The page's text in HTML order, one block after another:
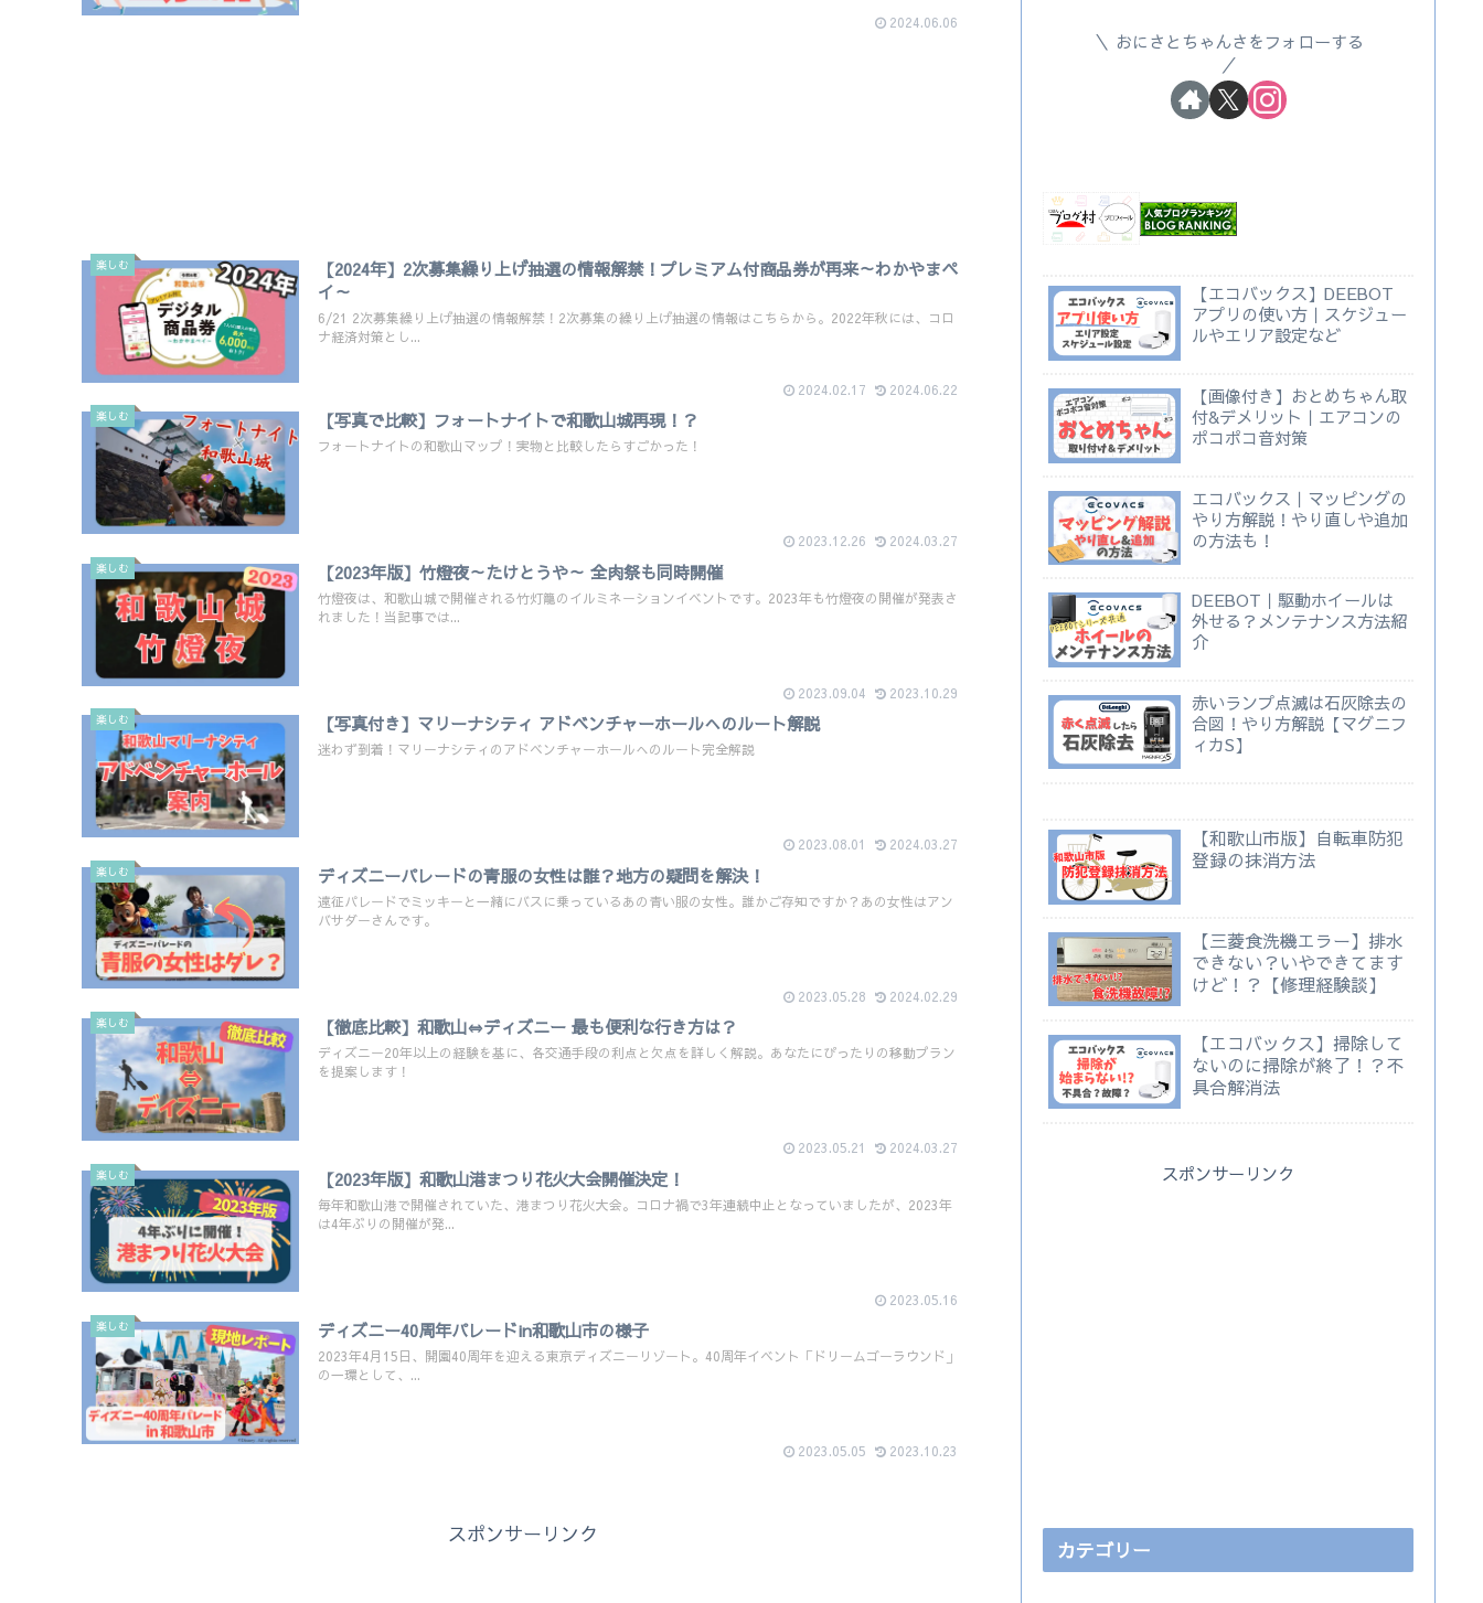
2024.06.06
楽しむ
【2024年】2次募集繰り上げ抽選の情報解禁！プレミアム付商品券が再来～わかやまペ
イ～
6/21 2次募集繰り上げ抽選の情報解禁！2次募集の繰り上げ抽選の情報はこちらから。2022年秋には、コロ
ナ経済対策とし...
2024.02.17 2024.06.22
楽しむ 【写真で比較】フォートナイトで和歌山城再現！？
フォートナイトの和歌山マップ！実物と比較したらすごかった！
2023.12.26 2024.03.27
楽しむ 【2023年版】竹燈夜～たけとうや～ 全肉祭も同時開催
竹燈夜は、和歌山城で開催される竹灯籠のイルミネーションイベントです。2023年も竹燈夜の開催が発表さ
れました！当記事では...
2023.09.04 2023.10.29
楽しむ 【写真付き】マリーナシティ アドベンチャーホールへのルート解説
迷わず到着！マリーナシティのアドベンチャーホールへのルート完全解説
2023.08.01 2024.03.27
楽しむ ディズニーパレードの青服の女性は誰？地方の疑問を解決！
遠征パレードでミッキーと一緒にバスに乗っているあの青い服の女性。誰かご存知ですか？あの女性はアン
バサダーさんです。
2023.05.28 2024.02.29
楽しむ 【徹底比較】和歌山⇔ディズニー 最も便利な行き方は？
ディズニー20年以上の経験を基に、各交通手段の利点と欠点を詳しく解説。あなたにぴったりの移動プラン
を提案します！
2023.05.21 2024.03.27
楽しむ 【2023年版】和歌山港まつり花火大会開催決定！
毎年和歌山港で開催されていた、港まつり花火大会。コロナ禍で3年連続中止となっていましたが、2023年
は4年ぶりの開催が発...
2023.05.16
楽しむ ディズニー40周年パレードin和歌山市の様子
2023年4月15日、開園40周年を迎える東京ディズニーリゾート。40周年イベント「ドリームゴーラウンド」
の一環として、...
2023.05.05 2023.10.23
スポンサーリンク
おにさとちゃんさをフォローする
【エコバックス】DEEBOT
アプリの使い方｜スケジュー
ルやエリア設定など
【画像付き】おとめちゃん取
付&デメリット｜エアコンの
ポコポコ音対策
エコバックス｜マッピングの
やり方解説！やり直しや追加
の方法も！
DEEBOT｜駆動ホイールは
外せる？メンテナンス方法紹
介
赤いランプ点滅は石灰除去の
合図！やり方解説【マグニフ
ィカS】
【和歌山市版】自転車防犯
登録の抹消方法
【三菱食洗機エラー】排水
できない？いやできてます
けど！？【修理経験談】
【エコバックス】掃除して
ないのに掃除が終了！？不
具合解消法
スポンサーリンク
カテゴリー